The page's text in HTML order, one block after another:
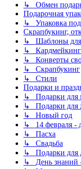
↳ Обмен
Подарочная
↳ Упаковка
Скрапбукинг,
↳ Шаблоны для
↳ Кардмейкинг
↳ Конверты
↳ Скрапбукинг
↳ Стили
Подарки и
↳ Подарки для
↳ Подарки для
↳ Новый год
↳ 14 февраля -
↳ Пасха
↳ Свадьба
↳ Подарки для
↳ День знаний -